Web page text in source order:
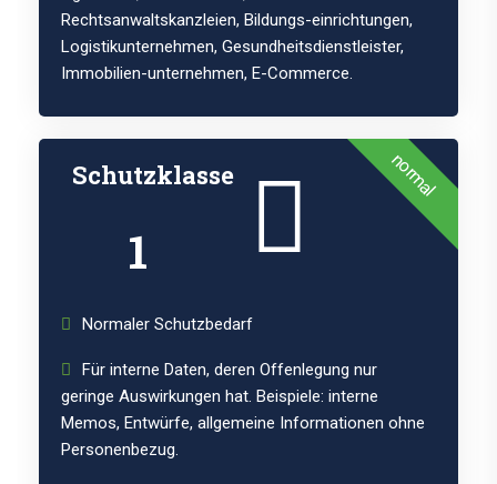
Rechtsanwaltskanzleien, Bildungs-einrichtungen,
Logistikunternehmen, Gesundheitsdienstleister,
Immobilien-unternehmen, E-Commerce.
normal
Schutzklasse
1
Normaler Schutzbedarf
Für interne Daten, deren Offenlegung nur
geringe Auswirkungen hat. Beispiele: interne
Memos, Entwürfe, allgemeine Informationen ohne
Personenbezug.